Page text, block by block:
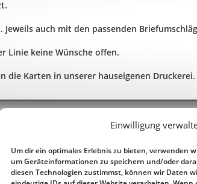
Einwilligung
Um dir ein optimales Erlebnis zu bieten, verwenden
um Geräteinformationen zu speichern und/oder
diesen Technologien zustimmst, können wir Daten
Jeweils auch mit den passenden
Linie keine Wünsche offen.
die Karten in unserer hauseigenen Druckerei.
Tel.: 0241 - 90 26 93